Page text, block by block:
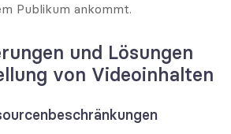
Publikum ankommt.
und Lösungen
von Videoinhalten